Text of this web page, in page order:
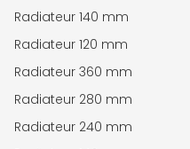
Radiateur 140 mm
Radiateur 120 mm
Radiateur 360 mm
Radiateur 280 mm
Radiateur 240 mm